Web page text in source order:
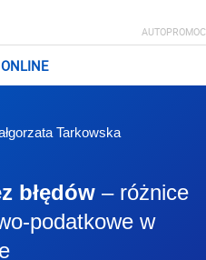
Tarkowska
błędów – różnice
podatkowe w